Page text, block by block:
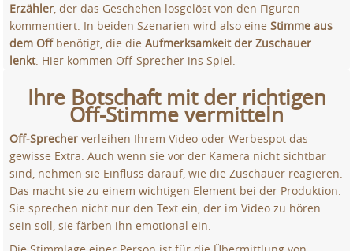
Erzähler, der das Geschehen losgelöst von den Figuren
kommentiert. In beiden Szenarien wird also eineStimme aus
dem Offbenötigt, die dieAufmerksamkeit der Zuschauer
lenkt. Hier kommen Off-Sprecher ins Spiel.
Ihre Botschaft mit der richtigen
Off-Stimme vermitteln
Off-Sprecher verleihen Ihrem Video oder Werbespot das
gewisse Extra. Auch wenn sie vor der Kamera nicht sichtbar
sind, nehmen sie Einfluss darauf, wie die Zuschauer reagieren.
Das macht sie zu einem wichtigen Element bei der Produktion.
Sie sprechen nicht nur den Text ein, der im Video zu hören
sein soll, sie färben ihn emotional ein.